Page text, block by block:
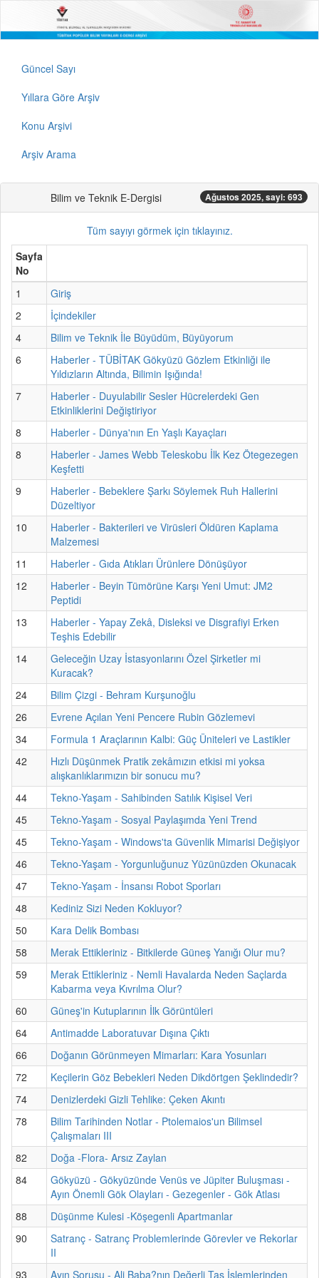
Güncel Sayı
Yıllara Göre Arşiv
Konu Arşivi
Arşiv Arama
Bilim ve Teknik E-Dergisi Ağustos 2025, sayi: 693
Tüm sayıyı görmek için tıklayınız.
Sayfa
No
1
Giriş
2
İçindekiler
4
Bilim ve Teknik İle Büyüdüm, Büyüyorum
6
Haberler - TÜBİTAK Gökyüzü Gözlem Etkinliği ile
Yıldızların Altında, Bilimin Işığında!
7
Haberler - Duyulabilir Sesler Hücrelerdeki Gen
Etkinliklerini Değiştiriyor
8
Haberler - Dünya'nın En Yaşlı Kayaçları
8
Haberler - James Webb Teleskobu İlk Kez Ötegezegen
Keşfetti
9
Haberler - Bebeklere Şarkı Söylemek Ruh Hallerini
Düzeltiyor
10
Haberler - Bakterileri ve Virüsleri Öldüren Kaplama
Malzemesi
11
Haberler - Gıda Atıkları Ürünlere Dönüşüyor
12
Haberler - Beyin Tümörüne Karşı Yeni Umut: JM2
Peptidi
13
Haberler - Yapay Zekâ, Disleksi ve Disgrafiyi Erken
Teşhis Edebilir
14
Geleceğin Uzay İstasyonlarını Özel Şirketler mi
Kuracak?
24
Bilim Çizgi - Behram Kurşunoğlu
26
Evrene Açılan Yeni Pencere Rubin Gözlemevi
34
Formula 1 Araçlarının Kalbi: Güç Üniteleri ve Lastikler
42
Hızlı Düşünmek Pratik zekâmızın etkisi mi yoksa
alışkanlıklarımızın bir sonucu mu?
44
Tekno-Yaşam - Sahibinden Satılık Kişisel Veri
45
Tekno-Yaşam - Sosyal Paylaşımda Yeni Trend
45
Tekno-Yaşam - Windows'ta Güvenlik Mimarisi Değişiyor
46
Tekno-Yaşam - Yorgunluğunuz Yüzünüzden Okunacak
47
Tekno-Yaşam - İnsansı Robot Sporları
48
Kediniz Sizi Neden Kokluyor?
50
Kara Delik Bombası
58
Merak Ettikleriniz - Bitkilerde Güneş Yanığı Olur mu?
59
Merak Ettikleriniz - Nemli Havalarda Neden Saçlarda
Kabarma veya Kıvrılma Olur?
60
Güneş'in Kutuplarının İlk Görüntüleri
64
Antimadde Laboratuvar Dışına Çıktı
66
Doğanın Görünmeyen Mimarları: Kara Yosunları
72
Keçilerin Göz Bebekleri Neden Dikdörtgen Şeklindedir?
74
Denizlerdeki Gizli Tehlike: Çeken Akıntı
78
Bilim Tarihinden Notlar - Ptolemaios'un Bilimsel
Çalışmaları III
82
Doğa -Flora- Arsız Zaylan
84
Gökyüzü - Gökyüzünde Venüs ve Jüpiter Buluşması -
Ayın Önemli Gök Olayları - Gezegenler - Gök Atlası
88
Düşünme Kulesi -Köşegenli Apartmanlar
90
Satranç - Satranç Problemlerinde Görevler ve Rekorlar
II
93
Ayın Sorusu - Ali Baba?nın Değerli Taş İşlemlerinden